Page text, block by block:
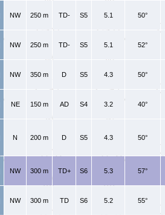
NW 250 m TD- S5 5.1 50°
NW 250 m TD- S5 5.1 52°
NW 350 m D S5 4.3 50°
NE 150 m AD S4 3.2 40°
N 200 m D S5 4.3 50°
NW 300 m TD+ S6 5.3 57°
NW 300 m TD S6 5.2 55°